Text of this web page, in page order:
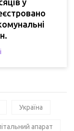
у
Україна
апарат